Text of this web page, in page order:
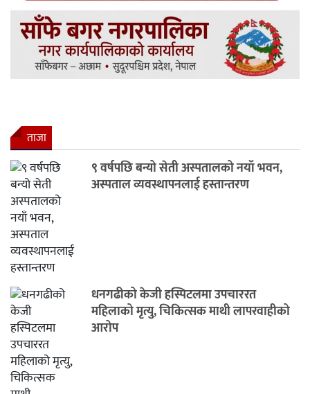
ताजा
९ वर्षपछि बन्यो सेती अस्पतालको नयाँ भवन,
अस्पताल व्यवस्थापनलाई हस्तान्तरण
धनगढीको केजी हस्पिटलमा उपचाररत
महिलाको मृत्यु, चिकित्सक माथी लापरवाहीको
आरोप